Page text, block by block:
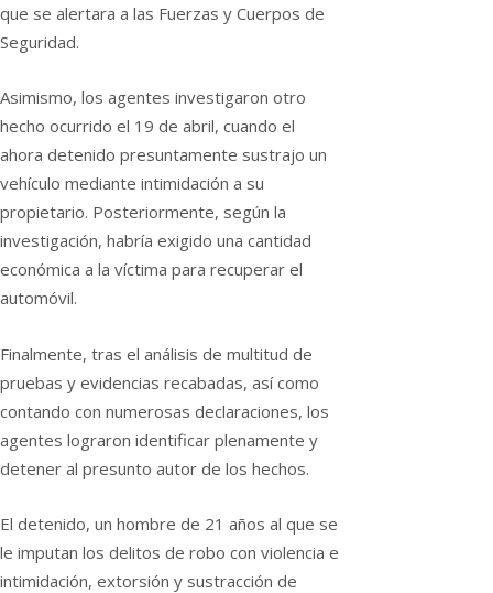
que se alertara a las Fuerzas y Cuerpos de
Seguridad.
Asimismo, los agentes investigaron otro
hecho ocurrido el 19 de abril, cuando el
ahora detenido presuntamente sustrajo un
vehículo mediante intimidación a su
propietario. Posteriormente, según la
investigación, habría exigido una cantidad
económica a la víctima para recuperar el
automóvil.
Finalmente, tras el análisis de multitud de
pruebas y evidencias recabadas, así como
contando con numerosas declaraciones, los
agentes lograron identificar plenamente y
detener al presunto autor de los hechos.
El detenido, un hombre de 21 años al que se
le imputan los delitos de robo con violencia e
intimidación, extorsión y sustracción de